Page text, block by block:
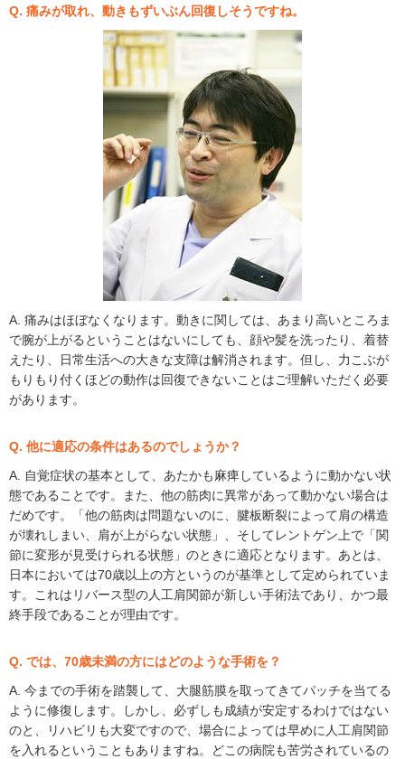
Q. 痛みが取れ、動きもずいぶん回復しそうですね。
A. 痛みはほぼなくなります。動きに関しては、あまり高いところま
で腕が上がるということはないにしても、顔や髪を洗ったり、着替
えたり、日常生活への大きな支障は解消されます。但し、力こぶが
もりもり付くほどの動作は回復できないことはご理解いただく必要
があります。
Q. 他に適応の条件はあるのでしょうか？
A. 自覚症状の基本として、あたかも麻痺しているように動かない状
態であることです。また、他の筋肉に異常があって動かない場合は
だめです。「他の筋肉は問題ないのに、腱板断裂によって肩の構造
が壊れしまい、肩が上がらない状態」、そしてレントゲン上で「関
節に変形が見受けられる状態」のときに適応となります。あとは、
日本においては70歳以上の方というのが基準として定められていま
す。これはリバース型の人工肩関節が新しい手術法であり、かつ最
終手段であることが理由です。
Q. では、70歳未満の方にはどのような手術を？
A. 今までの手術を踏襲して、大腿筋膜を取ってきてパッチを当てる
ように修復します。しかし、必ずしも成績が安定するわけではない
のと、リハビリも大変ですので、場合によっては早めに人工肩関節
を入れるということもありますね。どこの病院も苦労されているの